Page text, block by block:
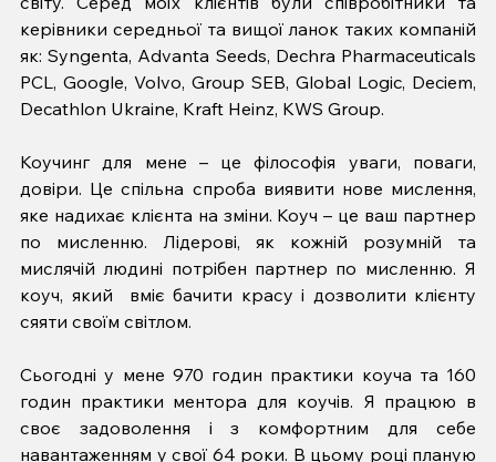
керівники середньої та вищої ланок таких компаній
як: Syngenta, Advanta Seeds, Dechra Pharmaceuticals
PCL, Google, Volvo, Group SEB, Global Logic, Deciem,
Decathlon Ukraine, Kraft Heinz, KWS Group.
Коучинг для мене – це філософія уваги, поваги,
довіри. Це спільна спроба виявити нове мислення,
яке надихає клієнта на зміни. Коуч – це ваш партнер
по мисленню. Лідерові, як кожній розумній та
мислячій людині потрібен партнер по мисленню. Я
коуч, який  вміє бачити красу і дозволити клієнту
сяяти своїм світлом.
Сьогодні у мене 970 годин практики коуча та 160
годин практики ментора для коучів. Я працюю в
своє задоволення і з комфортним для себе
навантаженням у свої 64 роки. В цьому році планую